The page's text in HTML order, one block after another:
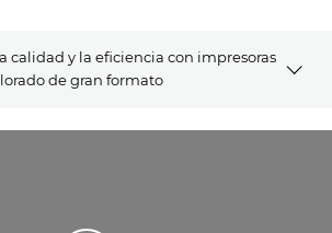
calidad y la eficiencia con impresoras
de gran formato